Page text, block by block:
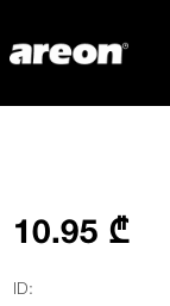
10.95 ₾
ID: